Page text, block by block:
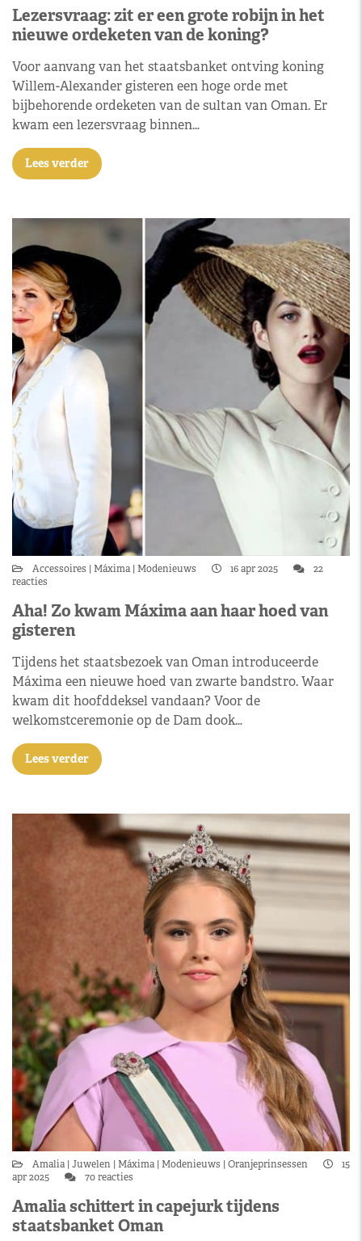
Lezersvraag: zit er een grote robijn in het
nieuwe ordeketen van de koning?
Voor aanvang van het staatsbanket ontving koning
Willem-Alexander gisteren een hoge orde met
bijbehorende ordeketen van de sultan van Oman. Er
kwam een lezersvraag binnen…
Lees verder
Accessoires Máxima Modenieuws 16 apr 2025
22
reacties
Aha! Zo kwam Máxima aan haar hoed van
gisteren
Tijdens het staatsbezoek van Oman introduceerde
Máxima een nieuwe hoed van zwarte bandstro. Waar
kwam dit hoofddeksel vandaan? Voor de
welkomstceremonie op de Dam dook…
Lees verder
Amalia Juwelen Máxima Modenieuws Oranjeprinsessen
15
apr 2025
70 reacties
Amalia schittert in capejurk tijdens
staatsbanket Oman